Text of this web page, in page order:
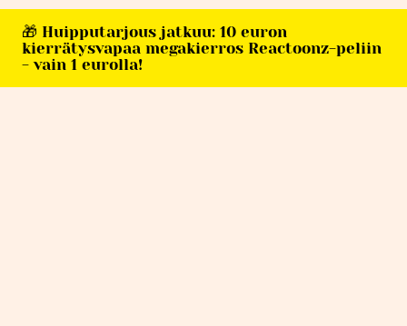
🎁 Huipputarjous jatkuu: 10 euron
kierrätysvapaa megakierros Reactoonz-peliin
- vain 1 eurolla!